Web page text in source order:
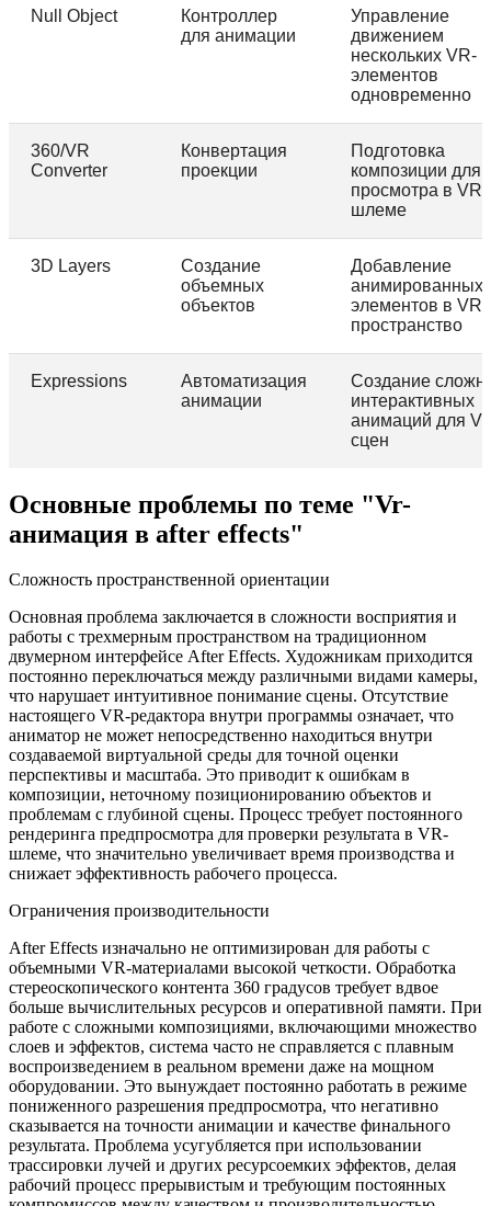
Null Object
Контроллер
для анимации
Управление
движением
нескольких VR-
элементов
одновременно
360/VR
Converter
Конвертация
проекции
Подготовка
композиции для
просмотра в VR-
шлеме
3D Layers
Создание
объемных
объектов
Добавление
анимированных
элементов в VR-
пространство
Expressions
Автоматизация
анимации
Создание
интерактивных
анимаций для
сцен
Основные проблемы по теме "Vr-
анимация в after effects"
Сложность пространственной ориентации
Основная проблема заключается в сложности восприятия и
работы с трехмерным пространством на традиционном
двумерном интерфейсе After Effects. Художникам приходится
постоянно переключаться между различными видами камеры,
что нарушает интуитивное понимание сцены. Отсутствие
настоящего VR-редактора внутри программы означает, что
аниматор не может непосредственно находиться внутри
создаваемой виртуальной среды для точной оценки
перспективы и масштаба. Это приводит к ошибкам в
композиции, неточному позиционированию объектов и
проблемам с глубиной сцены. Процесс требует постоянного
рендеринга предпросмотра для проверки результата в VR-
шлеме, что значительно увеличивает время производства и
снижает эффективность рабочего процесса.
Ограничения производительности
After Effects изначально не оптимизирован для работы с
объемными VR-материалами высокой четкости. Обработка
стереоскопического контента 360 градусов требует вдвое
больше вычислительных ресурсов и оперативной памяти. При
работе с сложными композициями, включающими множество
слоев и эффектов, система часто не справляется с плавным
воспроизведением в реальном времени даже на мощном
оборудовании. Это вынуждает постоянно работать в режиме
пониженного разрешения предпросмотра, что негативно
сказывается на точности анимации и качестве финального
результата. Проблема усугубляется при использовании
трассировки лучей и других ресурсоемких эффектов, делая
рабочий процесс прерывистым и требующим постоянных